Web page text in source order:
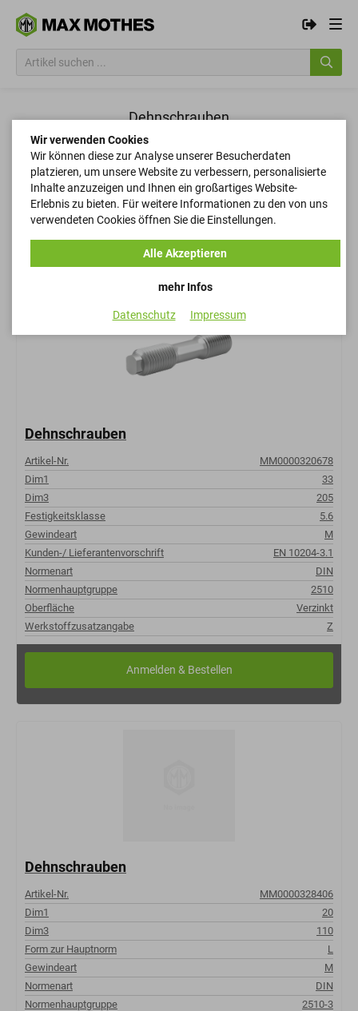
Dehnschrauben
Filtern
Filtern
Dehnschrauben
Artikel-Nr.
MM0000320678
Dim1
33
Dim3
205
Festigkeitsklasse
5.6
Gewindeart
M
Kunden-/ Lieferantenvorschrift
EN 10204-3.1
Normenart
DIN
Normenhauptgruppe
2510
Oberfläche
Verzinkt
Werkstoffzusatzangabe
Z
Dehnschrauben
Artikel-Nr.
MM0000328406
Dim1
20
Dim3
110
Form zur Hauptnorm
L
Gewindeart
M
Normenart
DIN
Normenhauptgruppe
2510-3
Wir verwenden Cookies
Wir können diese zur Analyse unserer Besucherdaten
platzieren, um unsere Website zu verbessern, personalisierte
Inhalte anzuzeigen und Ihnen ein großartiges Website-
Erlebnis zu bieten. Für weitere Informationen zu den von uns
verwendeten Cookies öffnen Sie die Einstellungen.
mehr Infos
Alle Akzeptieren
Datenschutz Impressum